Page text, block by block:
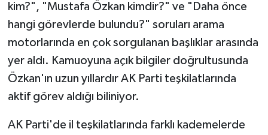
kim?", "Mustafa Özkan kimdir?" ve "Daha önce
hangi görevlerde bulundu?" soruları arama
motorlarında en çok sorgulanan başlıklar arasında
yer aldı. Kamuoyuna açık bilgiler doğrultusunda
Özkan'ın uzun yıllardır AK Parti teşkilatlarında
aktif görev aldığı biliniyor.
AK Parti'de il teşkilatlarında farklı kademelerde